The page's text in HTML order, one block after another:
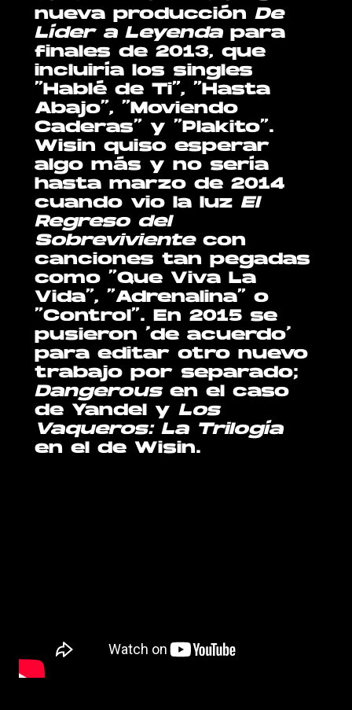
nueva producciónDe
Líder a Leyendapara
finales de 2013, que
incluiría los singles
“Hablé de Ti”, “Hasta
Abajo”, “Moviendo
Caderas” y “Plakito”.
Wisin quiso esperar
algo más y no sería
hasta marzo de 2014
cuando vio la luzEl
Regreso del
Sobrevivientecon
canciones tan pegadas
como “Que Viva La
Vida”, “Adrenalina” o
“Control”. En 2015 se
pusieron ‘de acuerdo’
para editar otro nuevo
trabajo por separado;
Dangerousen el caso
de Yandel yLos
Vaqueros: La Trilogía
en el de Wisin.